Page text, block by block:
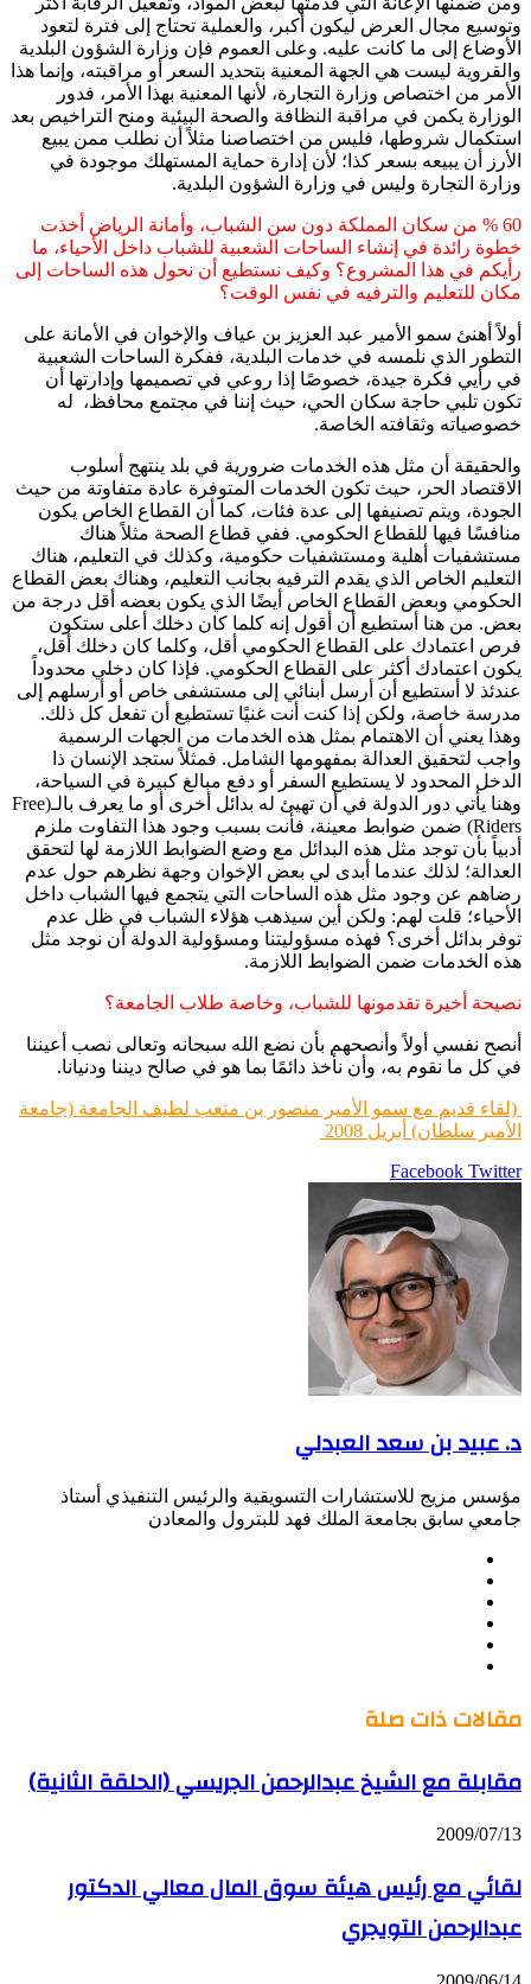
وتوسيع مجال العرض ليكون أكبر، والعملية تحتاج إلى فترة لتعود
الأوضاع إلى ما كانت عليه. وعلى العموم فإن وزارة الشؤون البلدية
والقروية ليست هي الجهة المعنية بتحديد السعر أو مراقبته، وإنما هذا
الأمر من اختصاص وزارة التجارة، لأنها المعنية بهذا الأمر، فدور
الوزارة يكمن في مراقبة النظافة والصحة البيئية ومنح التراخيص بعد
استكمال شروطها، فليس من اختصاصنا مثلاً أن نطلب ممن يبيع
الأرز أن يبيعه بسعر كذا؛ لأن إدارة حماية المستهلك موجودة في
وزارة التجارة وليس في وزارة الشؤون البلدية.
60 % من سكان المملكة دون سن الشباب، وأمانة الرياض أخذت
خطوة رائدة في إنشاء الساحات الشعبية للشباب داخل الأحياء، ما
رأيكم في هذا المشروع؟ وكيف نستطيع أن نحول هذه الساحات إلى
مكان للتعليم والترفيه في نفس الوقت؟
أولاً أهنئ سمو الأمير عبد العزيز بن عياف والإخوان في الأمانة على
التطور الذي نلمسه في خدمات البلدية، ففكرة الساحات الشعبية
في رأيي فكرة جيدة، خصوصًا إذا روعي في تصميمها وإدارتها أن
تكون تلبي حاجة سكان الحي، حيث إننا في مجتمع محافظ، له
خصوصياته وثقافته الخاصة.
والحقيقة أن مثل هذه الخدمات ضرورية في بلد ينتهج أسلوب
الاقتصاد الحر، حيث تكون الخدمات المتوفرة عادة متفاوتة من حيث
الجودة، ويتم تصنيفها إلى عدة فئات، كما أن القطاع الخاص يكون
منافسًا فيها للقطاع الحكومي. ففي قطاع الصحة مثلاً هناك
مستشفيات أهلية ومستشفيات حكومية، وكذلك في التعليم، هناك
التعليم الخاص الذي يقدم الترفيه بجانب التعليم، وهناك بعض القطاع
الحكومي وبعض القطاع الخاص أيضًا الذي يكون بعضه أقل درجة من
بعض. من هنا أستطيع أن أقول إنه كلما كان دخلك أعلى ستكون
فرص اعتمادك على القطاع الحكومي أقل، وكلما كان دخلك أقل،
يكون اعتمادك أكثر على القطاع الحكومي. فإذا كان دخلي محدوداً
عندئذ لا أستطيع أن أرسل أبنائي إلى مستشفى خاص أو أرسلهم إلى
مدرسة خاصة، ولكن إذا كنت أنت غنيًا تستطيع أن تفعل كل ذلك.
وهذا يعني أن الاهتمام بمثل هذه الخدمات من الجهات الرسمية
واجب لتحقيق العدالة بمفهومها الشامل. فمثلاً ستجد الإنسان ذا
الدخل المحدود لا يستطيع السفر أو دفع مبالغ كبيرة في السياحة،
وهنا يأتي دور الدولة في أن تهيئ له بدائل أخرى أو ما يعرف بالـ(Free
Riders) ضمن ضوابط معينة، فأنت بسبب وجود هذا التفاوت ملزم
أدبياً بأن توجد مثل هذه البدائل مع وضع الضوابط اللازمة لها لتحقق
العدالة؛ لذلك عندما أبدى لي بعض الإخوان وجهة نظرهم حول عدم
رضاهم عن وجود مثل هذه الساحات التي يتجمع فيها الشباب داخل
الأحياء؛ قلت لهم: ولكن أين سيذهب هؤلاء الشباب في ظل عدم
توفر بدائل أخرى؟ فهذه مسؤوليتنا ومسؤولية الدولة أن نوجد مثل
هذه الخدمات ضمن الضوابط اللازمة.
نصيحة أخيرة تقدمونها للشباب، وخاصة طلاب الجامعة؟
أنصح نفسي أولاً وأنصحهم بأن نضع الله سبحانه وتعالى نصب أعيننا
في كل ما نقوم به، وأن نأخذ دائمًا بما هو في صالح ديننا ودنيانا.
(لقاء قديم مع سمو الأمير منصور بن متعب لطيف الجامعة (جامعة
الأمير سلطان) أبريل 2008
Facebook Twitter
LinkedIn
Pinterest
مشاركة
عبر
البريد
طباعة
د. عبيد بن سعد العبدلي
مؤسس مزيج للاستشارات التسويقية والرئيس التنفيذي أستاذ
جامعي سابق بجامعة الملك فهد للبترول والمعادن
مقالات ذات صلة
مقابلة مع الشيخ عبدالرحمن الجريسي (الحلقة الثانية)
2009/07/13
لقائي مع رئيس هيئة سوق المال معالي الدكتور
عبدالرحمن التويجري